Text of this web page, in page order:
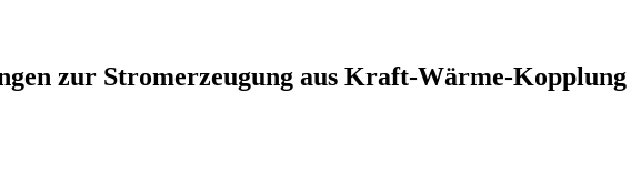
zur Stromerzeugung aus Kraft-Wärme-Kopplung